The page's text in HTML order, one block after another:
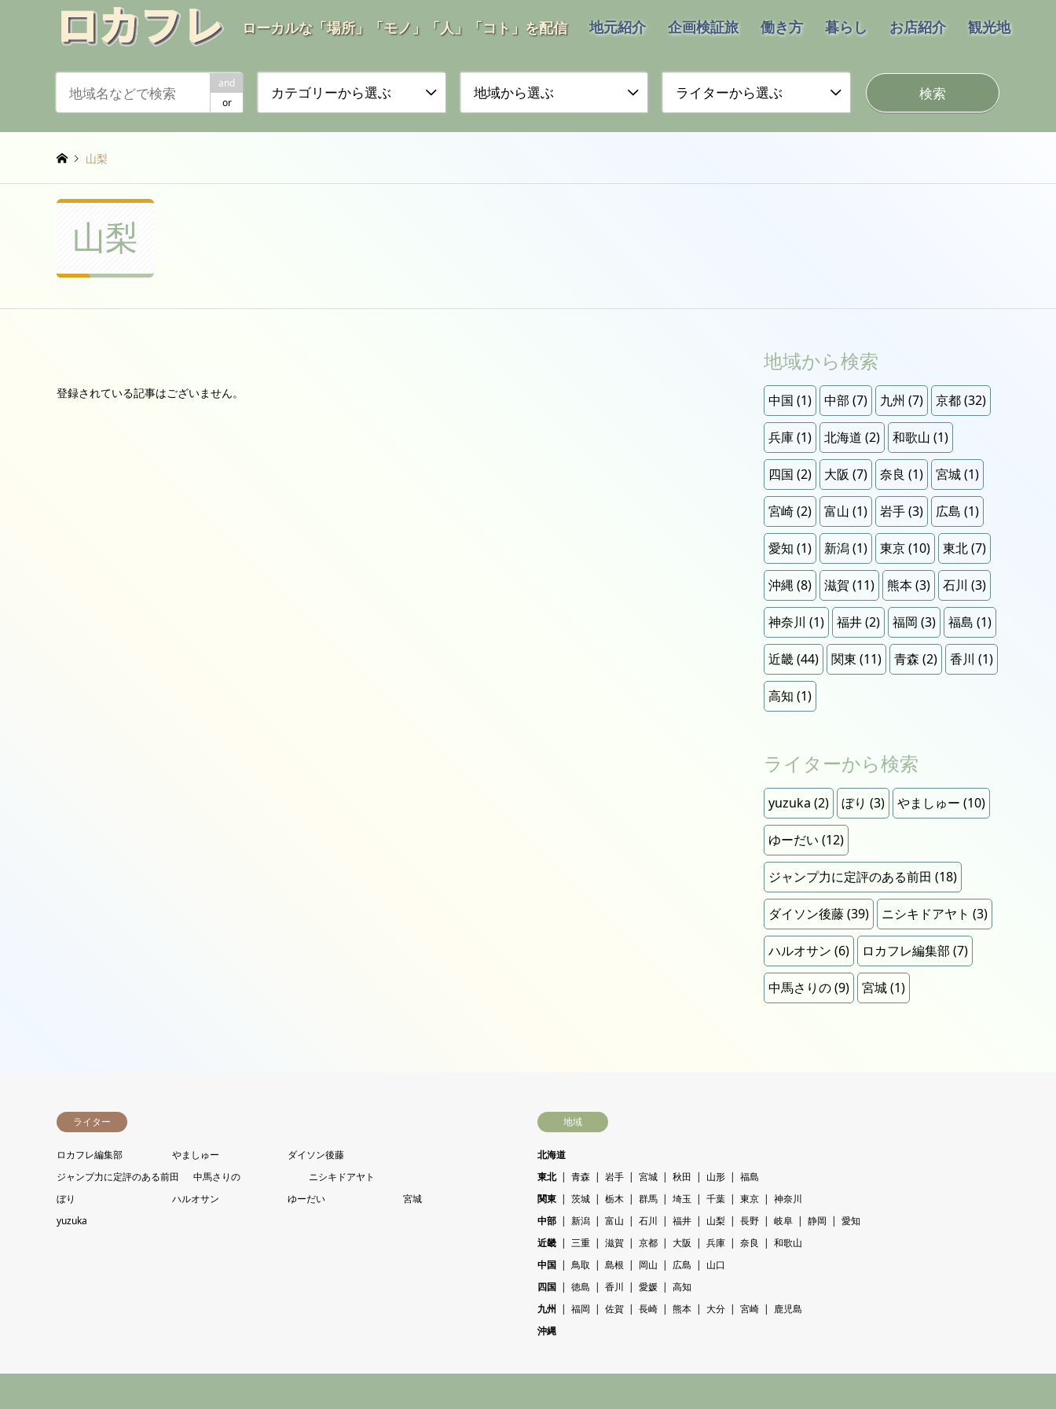
ローカルな「場所」「モノ」「人」「コト」を配信 地元紹介 企画検証旅 働き方 暮らし お店紹介 観光地
and
or
カテゴリーから選ぶ 地域から選ぶ ライターから選ぶ
山梨
山梨
登録されている記事はございません。
地域から検索
中国 (1) 中部 (7) 九州 (7) 京都(32)
兵庫(1) 北海道 (2) 和歌山 (1)
四国 (2) 大阪 (7) 奈良 (1) 宮城(1)
宮崎(2) 富山 (1) 岩手(3) 広島 (1)
愛知 (1) 新潟(1) 東京(10) 東北(7)
沖縄(8) 滋賀 (11) 熊本(3) 石川 (3)
神奈川 (1) 福井(2) 福岡 (3) 福島 (1)
近畿(44) 関東 (11) 青森 (2) 香川 (1)
高知 (1)
ライターから検索
yuzuka (2) ぼり (3) やましゅー (10)
ゆーだい (12)
ジャンプ力に定評のある前田 (18)
ダイソン後藤(39) ニシキドアヤト (3)
ハルオサン (6) ロカフレ編集部 (7)
中馬さりの(9) 宮城(1)
ライター
ロカフレ編集部 やましゅー
ダイソン後藤
ジャンプ力に定評のある前田
中馬さりの
ニシキドアヤト
ぼり
ハルオサン ゆーだい
宮城
yuzuka
地域
北海道
東北
青森 岩手 宮城 秋田 山形
福島
関東
茨城 栃木 群馬 埼玉 千葉 東京
神奈川
中部
新潟 富山 石川 福井 山梨 長野 岐阜 静岡
愛知
近畿
三重 滋賀 京都 大阪 兵庫 奈良
和歌山
中国
鳥取 島根 岡山 広島
山口
四国
徳島 香川 愛媛
高知
九州
福岡 佐賀 長崎 熊本 大分 宮崎
鹿児島
沖縄